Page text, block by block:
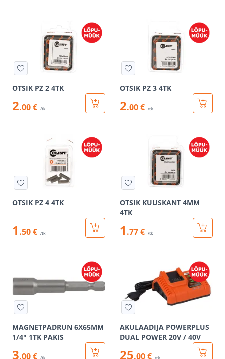
OTSIK PZ 2 4TK
2.00 € /tk
OTSIK PZ 3 4TK
2.00 € /tk
OTSIK PZ 4 4TK
1 .50 € /tk
OTSIK KUUSKANT 4MM
4TK
1 .77 € /tk
MAGNETPADRUN 6X65MM
1/4" 1TK PAKIS
3.00 € /tk
AKULAADIJA POWERPLUS
DUAL POWER 20V / 40V
25.00 € /tk